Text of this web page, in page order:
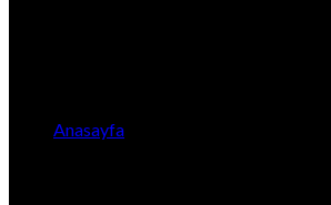
Anasayfa